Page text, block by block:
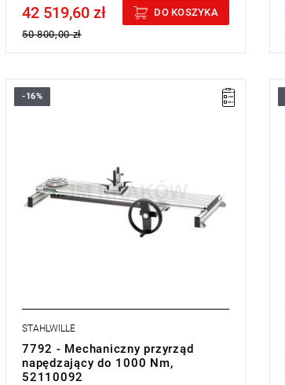
Price tax included
42 519,60 zł
50 800,00 zł
DO KOSZYKA
-16%
STAHLWILLE
7792 - Mechaniczny przyrząd
napędzający do 1000 Nm,
52110092